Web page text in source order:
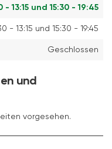
- 13:15 und 15:30 - 19:45
- 13:15 und 15:30 - 19:45
Geschlossen
und
vorgesehen.